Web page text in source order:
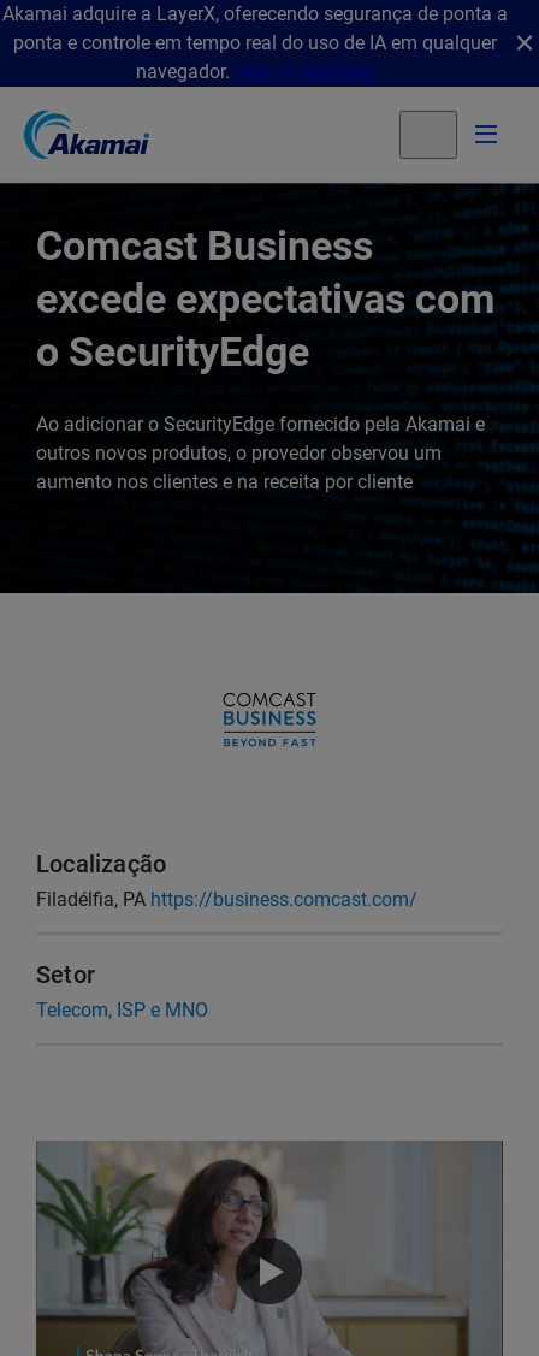
Akamai adquire a LayerX, oferecendo segurança de ponta a
ponta e controle em tempo real do uso de IA em qualquer
navegador. Veja os detalhes
Comcast Business
excede expectativas com
o SecurityEdge
Ao adicionar o SecurityEdge fornecido pela Akamai e
outros novos produtos, o provedor observou um
aumento nos clientes e na receita por cliente
Localização
Filadélfia, PA https://business.comcast.com/
Setor
Telecom, ISP e MNO